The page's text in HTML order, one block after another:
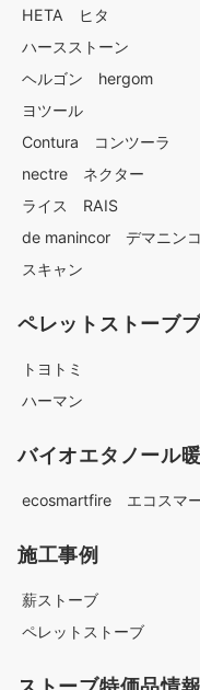
HETA ヒタ
ハースストーン
ヘルゴン hergom
ヨツール
Contura コンツーラ
nectre ネクター
ライス RAIS
de manincor デマニン
スキャン
ペレットストーブ
トヨトミ
ハーマン
バイオエタノール
ecosmartfire エコスマ
施工事例
薪ストーブ
ペレットストーブ